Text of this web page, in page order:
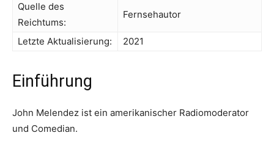
Quelle des
Reichtums:
Fernsehautor
Letzte Aktualisierung: 2021
Einführung
John Melendez ist ein amerikanischer Radiomoderator
und Comedian.